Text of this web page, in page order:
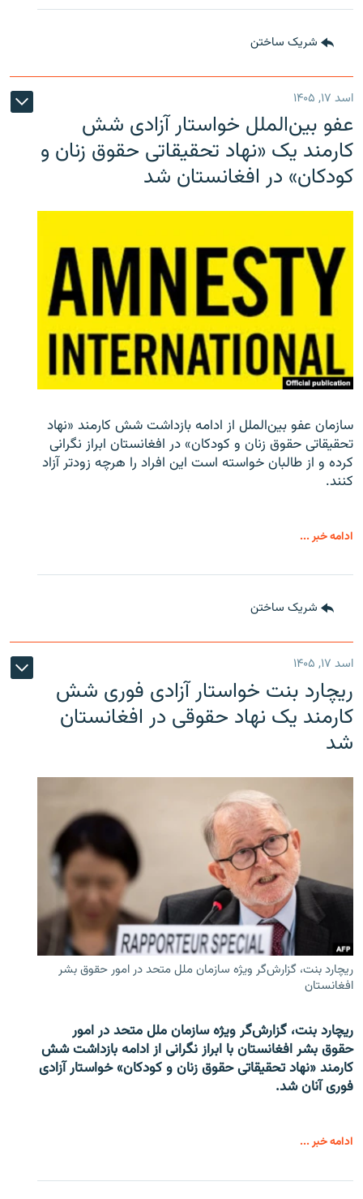
شریک ساختن
اسد ۱۷, ۱۴۰۵
عفو بین‌الملل خواستار آزادی شش
کارمند یک «نهاد تحقیقاتی حقوق زنان و
کودکان» در افغانستان شد
سازمان عفو بین‌الملل از ادامه بازداشت شش کارمند «نهاد
تحقیقاتی حقوق زنان و کودکان» در افغانستان ابراز نگرانی
کرده و از طالبان خواسته است این افراد را هرچه زودتر آزاد
کنند.
ادامه خبر ...
شریک ساختن
اسد ۱۷, ۱۴۰۵
ریچارد بنت خواستار آزادی فوری شش
کارمند یک نهاد حقوقی در افغانستان
شد
ریچارد بنت، گزارش‌گر ویژه سازمان ملل متحد در امور حقوق بشر
افغانستان
ریچارد بنت، گزارش‌گر ویژه سازمان ملل متحد در امور
حقوق بشر افغانستان با ابراز نگرانی از ادامه بازداشت شش
کارمند «نهاد تحقیقاتی حقوق زنان و کودکان» خواستار آزادی
فوری آنان شد.
ادامه خبر ...